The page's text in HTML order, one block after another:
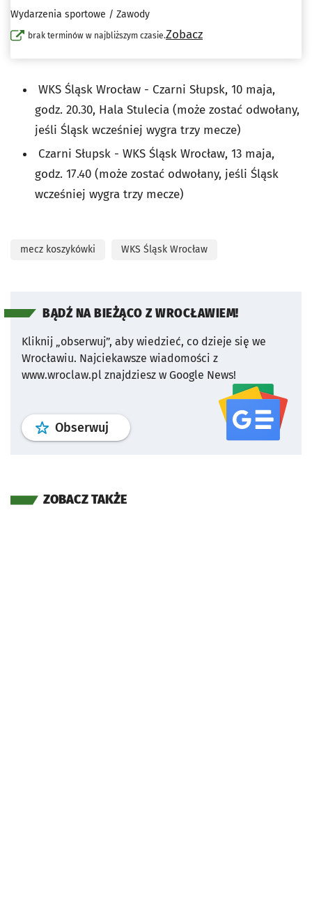
Wydarzenia sportowe / Zawody
brak terminów w najbliższym czasie.Zobacz
WKS Śląsk Wrocław - Czarni Słupsk, 10 maja,
godz. 20.30, Hala Stulecia (może zostać odwołany,
jeśli Śląsk wcześniej wygra trzy mecze)
Czarni Słupsk - WKS Śląsk Wrocław, 13 maja,
godz. 17.40 (może zostać odwołany, jeśli Śląsk
wcześniej wygra trzy mecze)
mecz koszykówki WKS Śląsk Wrocław
BĄDŹ NA BIEŻĄCO Z WROCŁAWIEM!
Kliknij „obserwuj”, aby wiedzieć, co dzieje się we
Wrocławiu. Najciekawsze wiadomości z
www.wroclaw.pl znajdziesz w Google News!
Obserwuj profil serwisu
ZOBACZ TAKŻE